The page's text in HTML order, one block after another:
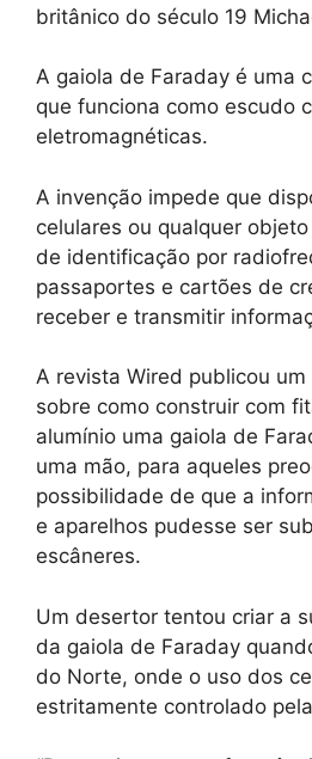
britânico do século 19
A gaiola de Faraday é uma
que funciona como escudo
eletromagnéticas.
A invenção impede que
celulares ou qualquer
de identificação por
passaportes e cartões de
receber e transmitir
A revista Wired publicou
sobre como construir com
alumínio uma gaiola de
uma mão, para aqueles
possibilidade de que a
e aparelhos pudesse ser
escâneres.
Um desertor tentou criar a
da gaiola de Faraday
do Norte, onde o uso dos
estritamente controlado